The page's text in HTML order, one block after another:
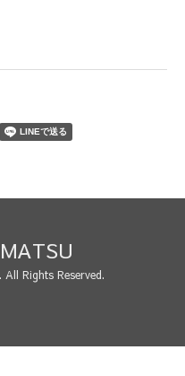
. All Rights Reserved.